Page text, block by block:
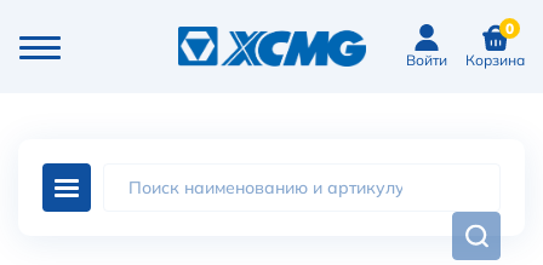
Войти Корзина
0